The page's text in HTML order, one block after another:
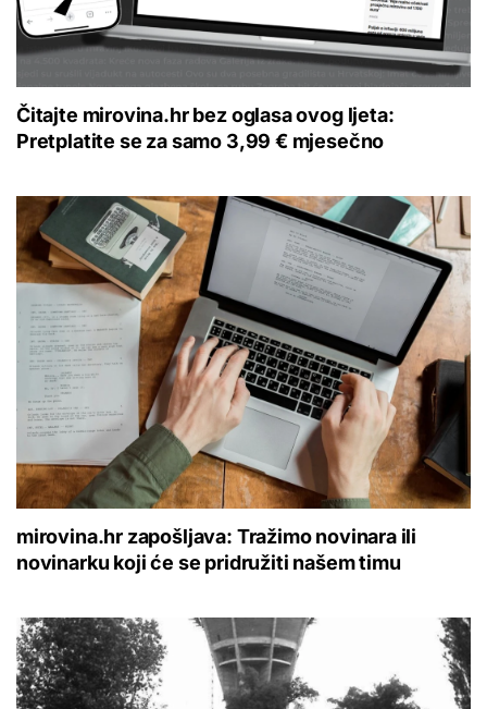
Čitajte mirovina.hr bez oglasa ovog ljeta:
Pretplatite se za samo 3,99 € mjesečno
mirovina.hr zapošljava: Tražimo novinara ili
novinarku koji će se pridružiti našem timu